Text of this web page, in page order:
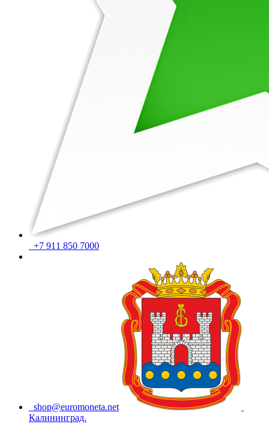
+7 911 850 7000
shop@euromoneta.net
Калининград.